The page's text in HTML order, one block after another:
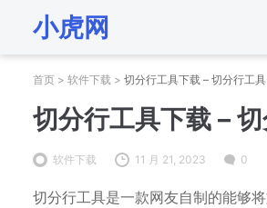
小虎网
首页 > 软件下载 > 切分行工具下载 – 切分行工
切分行工具下载 –
软件下载 11 月 21, 2023 0
切分行工具是一款网友自制的能够